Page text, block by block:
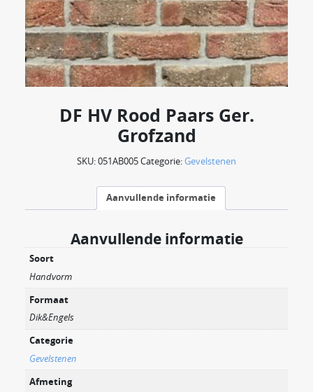
DF HV Rood Paars Ger.
Grofzand
SKU:051AB005Categorie:Gevelstenen
Aanvullende informatie
Aanvullende informatie
Soort
Handvorm
Formaat
Dik&Engels
Categorie
Gevelstenen
Afmeting